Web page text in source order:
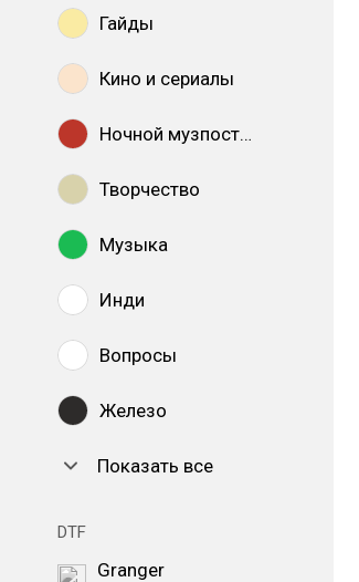
Гайды
Кино и сериалы
Ночной музпостинг
Творчество
Музыка
Инди
Вопросы
Железо
Показать все
DTF
Granger